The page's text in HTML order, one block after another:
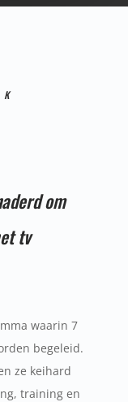
om
tv
waarin 7
begeleid.
ze keihard
training en